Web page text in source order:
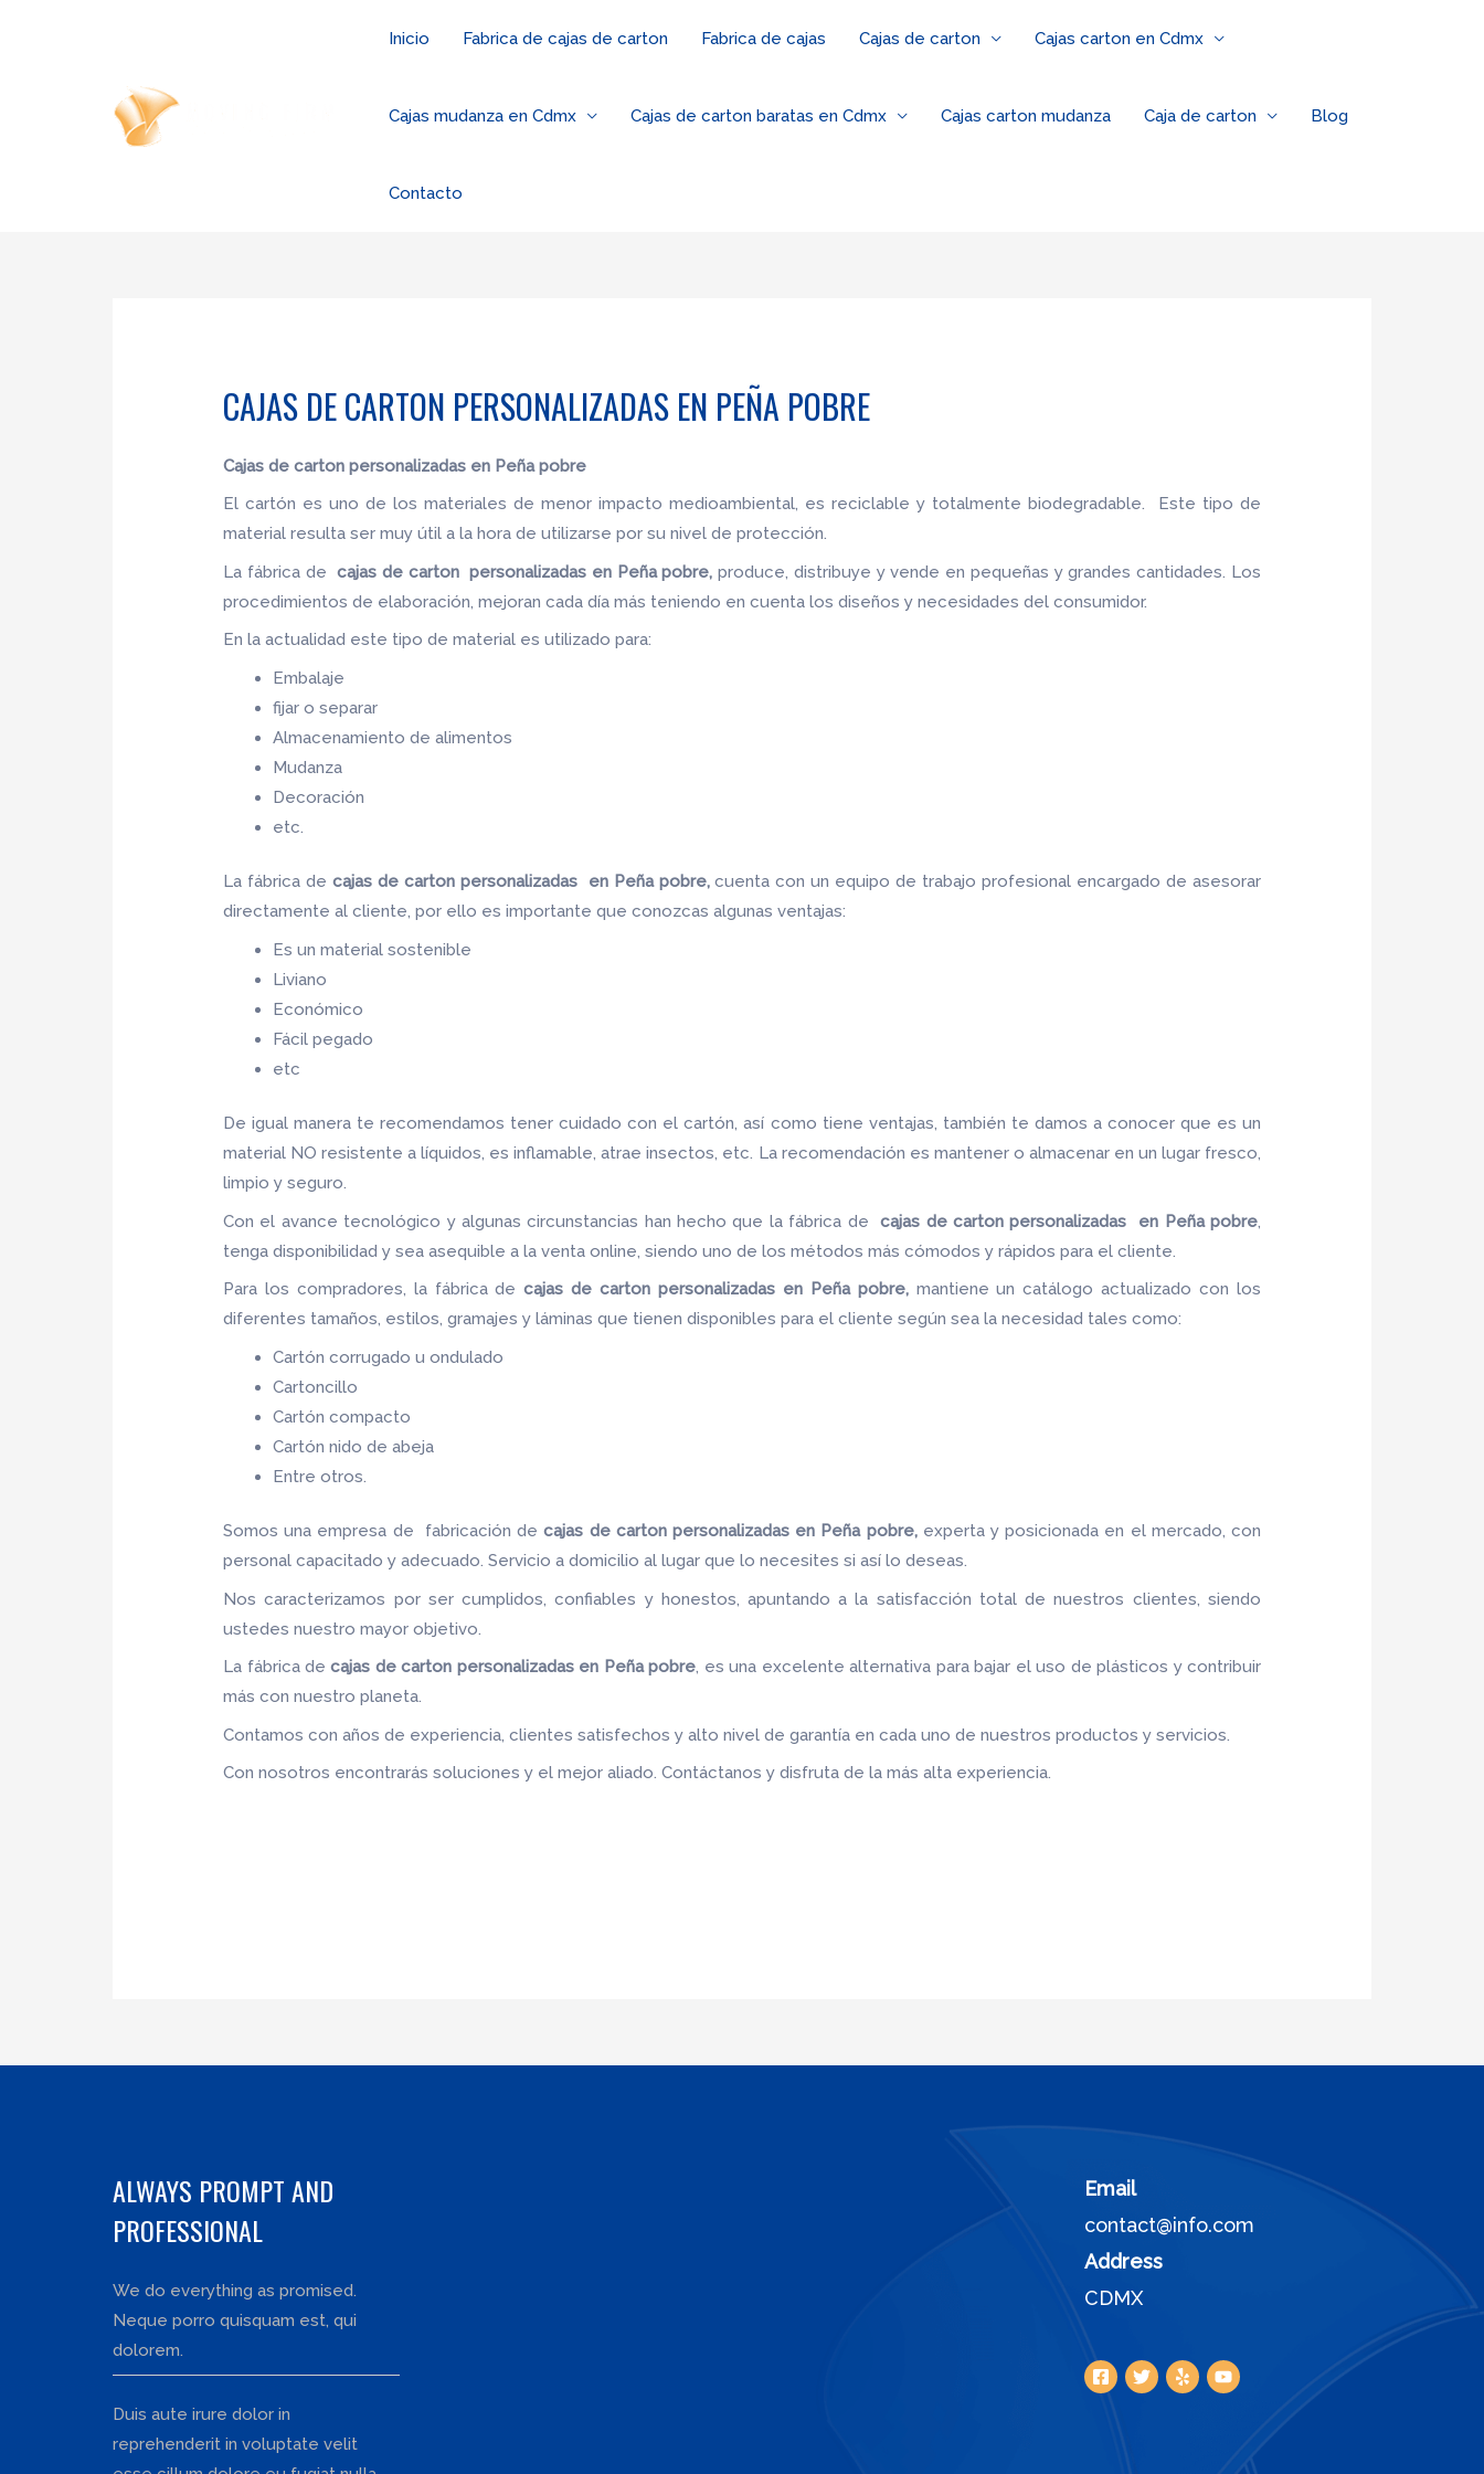
Inicio Fabrica de cajas de carton Fabrica de cajas Cajas de carton Cajas carton en Cdmx
Cajas mudanza en Cdmx Cajas de carton baratas en Cdmx Cajas carton mudanza Caja de carton Blog
Contacto
CAJAS DE CARTON PERSONALIZADAS EN PEÑA POBRE
Cajas de carton personalizadas en Peña pobre
El cartón es uno de los materiales de menor impacto medioambiental, es reciclable y totalmente biodegradable. Este tipo de
material resulta ser muy útil a la hora de utilizarse por su nivel de protección.
La fábrica decajas de carton personalizadas en Peña pobre, produce, distribuye y vende en pequeñas y grandes cantidades. Los
procedimientos de elaboración, mejoran cada día más teniendo en cuenta los diseños y necesidades del consumidor.
En la actualidad este tipo de material es utilizado para:
Embalaje
fijar o separar
Almacenamiento de alimentos
Mudanza
Decoración
etc.
La fábrica de cajas de carton personalizadas en Peña pobre,cuenta con un equipo de trabajo profesional encargado de asesorar
directamente al cliente, por ello es importante que conozcas algunas ventajas:
Es un material sostenible
Liviano
Económico
Fácil pegado
etc
De igual manera te recomendamos tener cuidado con el cartón, así como tiene ventajas, también te damos a conocer que es un
material NO resistente a líquidos, es inflamable, atrae insectos, etc. La recomendación es mantener o almacenar en un lugar fresco,
limpio y seguro.
Con el avance tecnológico y algunas circunstancias han hecho que la fábrica decajas de carton personalizadas en Peña pobre
tenga disponibilidad y sea asequible a la venta online, siendo uno de los métodos más cómodos y rápidos para el cliente.
Para los compradores, la fábrica decajas de carton personalizadas en Peña pobre, mantiene un catálogo actualizado con los
diferentes tamaños, estilos, gramajes y láminas que tienen disponibles para el cliente según sea la necesidad tales como:
Cartón corrugado u ondulado
Cartoncillo
Cartón compacto
Cartón nido de abeja
Entre otros.
Somos una empresa de fabricación decajas de carton personalizadas en Peña pobre, experta y posicionada en el mercado, con
personal capacitado y adecuado. Servicio a domicilio al lugar que lo necesites si así lo deseas.
Nos caracterizamos por ser cumplidos, confiables y honestos, apuntando a la satisfacción total de nuestros clientes, siendo
ustedes nuestro mayor objetivo.
La fábrica decajas de carton personalizadas en Peña pobre, es una excelente alternativa para bajar el uso de plásticos y contribuir
más con nuestro planeta.
Contamos con años de experiencia, clientes satisfechos y alto nivel de garantía en cada uno de nuestros productos y servicios.
Con nosotros encontrarás soluciones y el mejor aliado.Contáctanos y disfruta de la más alta experiencia.
ALWAYS PROMPT AND
PROFESSIONAL
We do everything as promised.
Neque porro quisquam est, qui
dolorem.
Duis aute irure dolor in
reprehenderit in voluptate velit
Email
contact@info.com
Address
CDMX